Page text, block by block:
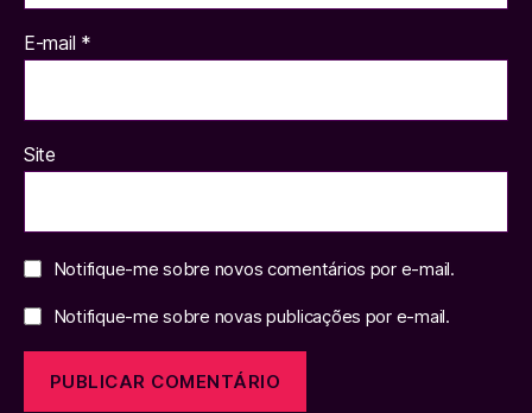
E-mail *
Site
Notifique-me sobre novos comentários por e-mail.
Notifique-me sobre novas publicações por e-mail.